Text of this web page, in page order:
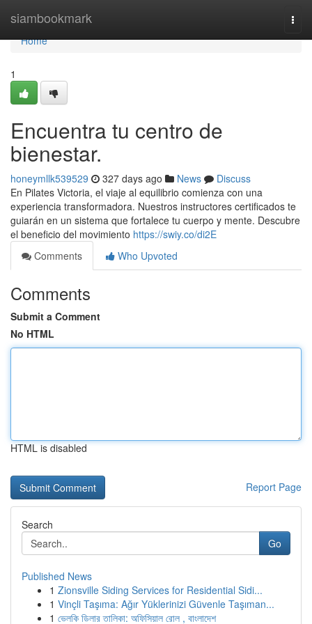
siambookmark
Home
Home
1
Encuentra tu centro de
bienestar.
honeymllk539529 327 days ago News
Discuss
En Pilates Victoria, el viaje al equilibrio comienza con una
experiencia transformadora. Nuestros instructores certificados te
guiarán en un sistema que fortalece tu cuerpo y mente. Descubre
el beneficio del movimiento https://swiy.co/di2E
Comments
Who Upvoted
Comments
Submit a Comment
No HTML
HTML is disabled
Report Page
Search
Go
Published News
1 Zionsville Siding Services for Residential Sidi...
1 Vinçli Taşıma: Ağır Yüklerinizi Güvenle Taşıman...
1 ভেলকি ডিলার তালিকা: অফিসিয়াল রোল , বাংলাদেশ